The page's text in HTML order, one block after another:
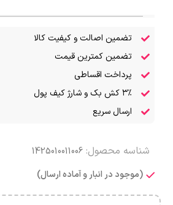
تضمین اصالت و کیفیت کالا
تضمین کمترین قیمت
پرداخت اقساطی
۳٪ کش بک و شارژ کیف پول
ارسال سریع
شناسه محصول: 1425010011006
(موجود در انبار و آماده ارسال)